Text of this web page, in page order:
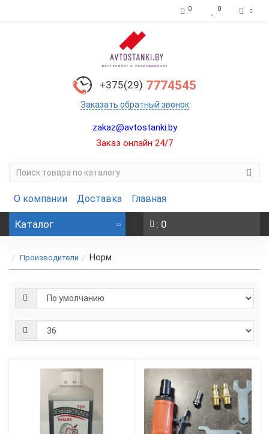
0 0
+375(29) 7774545
Заказать обратный звонок
zakaz@avtostanki.by
Заказ онлайн 24/7
О компании Доставка Главная
Каталог : 0
Производители Норм